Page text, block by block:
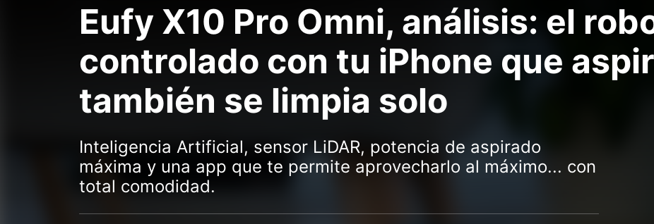
Eufy X10 Pro Omni, análisis: el
controlado con tu iPhone que
también se limpia solo
Inteligencia Artificial, sensor LiDAR, potencia de aspirado
máxima y una app que te permite aprovecharlo al máximo... con
total comodidad.